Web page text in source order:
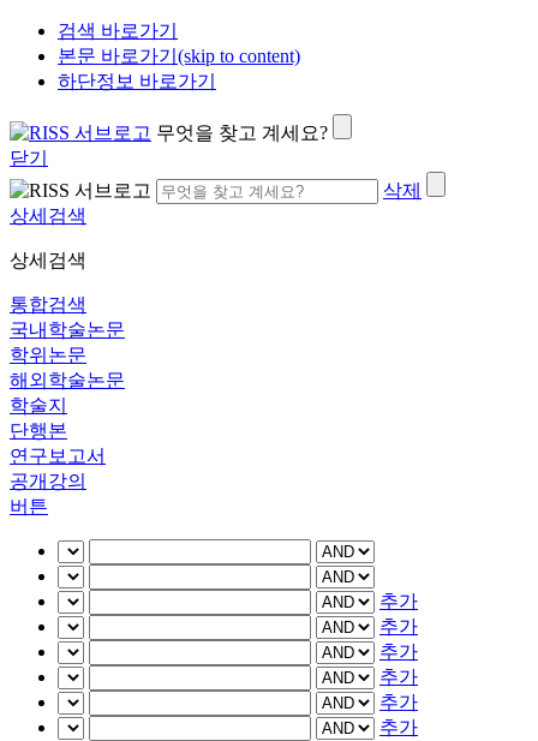
검색 바로가기
본문 바로가기(skip to content)
하단정보 바로가기
무엇을 찾고 계세요?
닫기
삭제
상세검색
상세검색
통합검색
국내학술논문
학위논문
해외학술논문
학술지
단행본
연구보고서
공개강의
버튼
추가
추가
추가
추가
추가
추가